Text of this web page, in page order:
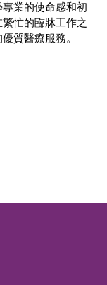
業的使命感和初
忙的臨牀工作之
質醫療服務。